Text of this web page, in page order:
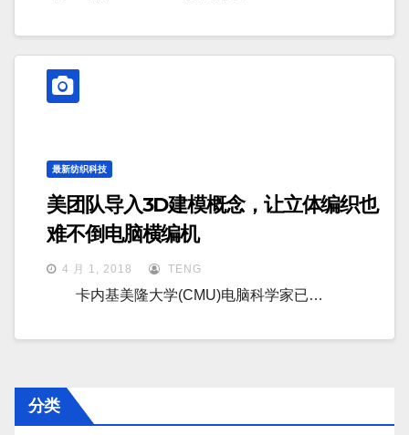
最新纺织科技
美团队导入3D建模概念，让立体编织也
难不倒电脑横编机
4 月 1, 2018 TENG
卡内基美隆大学(CMU)电脑科学家已…
分类